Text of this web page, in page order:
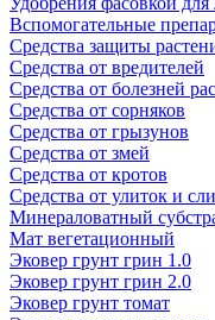
Вспомогательные
Средства защиты
Средства от вредителей
Средства от болезней
Средства от сорняков
Средства от грызунов
Средства от змей
Средства от кротов
Средства от улиток и
Минераловатный
Мат вегетационный
Эковер грунт грин 1.0
Эковер грунт грин 2.0
Эковер грунт томат